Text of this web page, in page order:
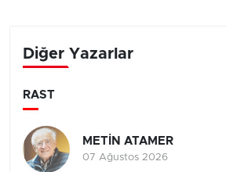
Diğer Yazarlar
RAST
METİN ATAMER
07 Ağustos 2026